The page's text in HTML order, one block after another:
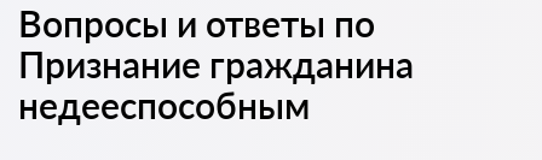
Вопросы и ответы по
Признание гражданина
недееспособным